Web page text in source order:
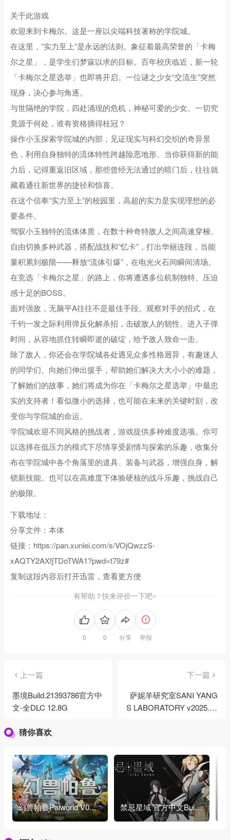
关于此游戏
欢迎来到卡梅尔。这是一座以尖端科技著称的学院城。
在这里，“实力至上”是永远的法则。象征着最高荣誉的「卡梅
尔之星」，是学生们梦寐以求的目标。百年校庆临近，新一轮
「卡梅尔之星选举」也即将开启。一位谜之少女“交流生”突然
现身，决心参与角逐。
与世隔绝的学院，四处涌现的危机，神秘可爱的少女。一切究
竟源于何处，谁有资格摘得桂冠？
操作小玉探索学院城的内部，见证现实与科幻交织的奇异景
色，利用自身独特的流体特性跨越险恶地形。当你获得新的能
力后，记得重返旧区域，那些曾经无法通过的暗门后，往往就
藏着通往新世界的捷径和惊喜。
在这个信奉“实力至上”的校园里，高超的实力是实现理想的必
要条件。
驾驭小玉独特的流体体质，在数十种奇特敌人之间高速穿梭。
自由切换多种武器，搭配战技和“忆卡”，打出华丽连段，当能
量积累到极限——释放“流体引爆”，在电光火石间瞬间清场。
在竞选「卡梅尔之星」的路上，你将遭遇多位机制独特、压迫
感十足的BOSS。
面对强敌，无脑平A往往不是最佳手段。观察对手的招式，在
千钧一发之际利用弹反化解杀招，击破敌人的韧性。进入子弹
时间，从容地抓住转瞬即逝的破绽，给予敌人致命一击。
除了敌人，你还会在学院城各处遇见众多性格迥异，有趣迷人
的同学们。向她们伸出援手，帮助她们解决大大小小的难题，
了解她们的故事，她们将成为你在「卡梅尔之星选举」中最忠
实的支持者！看似微小的选择，也可能在未来的关键时刻，改
变你与学院城的命运。
学院城欢迎不同风格的挑战者，游戏提供多种难度选项。你可
以选择在低压力的模式下尽情享受剧情与探索的乐趣，收集分
布在学院城中各个角落里的道具、装备与武器，增强自身，解
锁新技能。也可以在高难度下体验硬核的战斗乐趣，挑战自己
的极限。
下载地址：
分享文件：本体
链接：https://pan.xunlei.com/s/VOjQwzzS-
xAQTY2AXfjTDoTWA1?pwd=t79z#
复制这段内容后打开迅雷，查看更方便
有帮助？快来评价一下吧~
分享 举报
上一篇
墨境Build.21393786官方中
文-全DLC 12.8G
下一篇
萨妮羊研究室SANI YANG
S LABORATORY v2025.12
猜你喜欢
幻兽帕鲁Palworld V0.7.1
.86065豪华中文系统变
禁忌星域 官方中文Build.
21548847+全DLC+肉鸽